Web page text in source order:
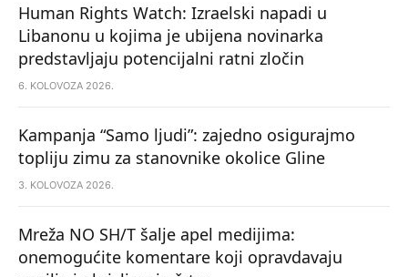
Human Rights Watch: Izraelski napadi u
Libanonu u kojima je ubijena novinarka
predstavljaju potencijalni ratni zločin
6. KOLOVOZA 2026.
Kampanja “Samo ljudi”: zajedno osigurajmo
topliju zimu za stanovnike okolice Gline
3. KOLOVOZA 2026.
Mreža NO SH/T šalje apel medijima:
onemogućite komentare koji opravdavaju